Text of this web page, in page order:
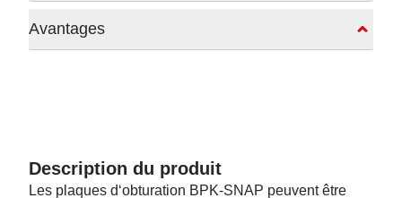
Avantages
Description du produit
Les plaques d‘obturation BPK-SNAP peuvent être